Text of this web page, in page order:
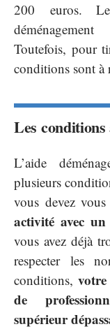
200 euros.
Toutefois, pour
conditions sont à
Les
L’aide
plusieurs
vous devez vous
activité avec
vous avez déjà
respecter les
conditions,
de
supérieur